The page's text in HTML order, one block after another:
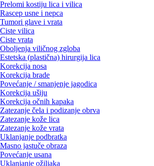
Prelomi kostiju lica i vilica
Rascep usne i nepca
Tumori glave i vrata
Ciste vilica
Ciste vrata
Oboljenja viličnog zgloba
Estetska (plastična) hirurgija lica
Korekcija nosa
Korekcija brade
Povećanje / smanjenje jagodica
Korekcija ušiju
Korekcija očnih kapaka
Zatezanje čela i podizanje obrva
Zatezanje kože lica
Zatezanje kože vrata
Uklanjanje podbratka
Masno jastuče obraza
Povećanje usana
Uklanjanje ožiljaka